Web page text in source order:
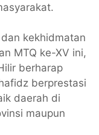
kekhidmatan
MTQ ke-XV ini,
berharap
berprestasi
daerah di
maupun